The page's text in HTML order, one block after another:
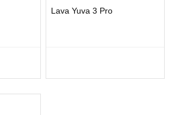
Lava Yuva 3 Pro